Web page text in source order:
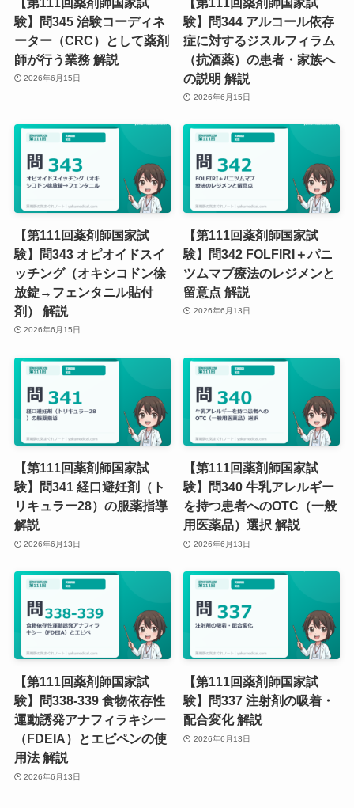
験】問345 治験コーディネ
ーター（CRC）として薬剤
師が行う業務 解説
2026年6月15日
験】問344 アルコール依存
症に対するジスルフィラム
（抗酒薬）の患者・家族へ
の説明 解説
2026年6月15日
【第111回薬剤師国家試
験】問343 オピオイドスイ
ッチング（オキシコドン徐
放錠→フェンタニル貼付
剤） 解説
2026年6月15日
【第111回薬剤師国家試
験】問342 FOLFIRI＋パニ
ツムマブ療法のレジメンと
留意点 解説
2026年6月13日
【第111回薬剤師国家試
験】問341 経口避妊剤（ト
リキュラー28）の服薬指導
解説
2026年6月13日
【第111回薬剤師国家試
験】問340 牛乳アレルギー
を持つ患者へのOTC（一般
用医薬品）選択 解説
2026年6月13日
【第111回薬剤師国家試
験】問338-339 食物依存性
運動誘発アナフィラキシー
（FDEIA）とエピペンの使
用法 解説
2026年6月13日
【第111回薬剤師国家試
験】問337 注射剤の吸着・
配合変化 解説
2026年6月13日